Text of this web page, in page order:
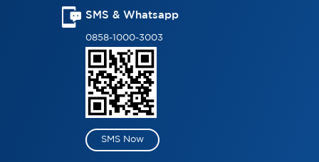
SMS & Whatsapp
0858-1000-3003
SMS Now